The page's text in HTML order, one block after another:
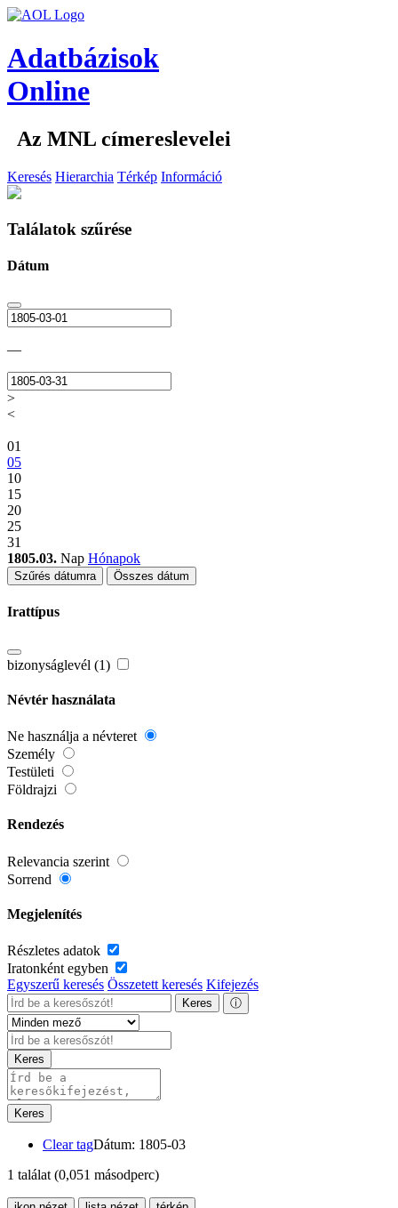
Adatbázisok
Online
Az MNL címereslevelei
Keresés Hierarchia Térkép Információ
Találatok szűrése
Dátum
—
>
<
01
05
10
15
20
25
31
1805.03. Nap Hónapok
Szűrés dátumra Összes dátum
Irattípus
bizonyságlevél (1)
Névtér használata
Ne használja a névteret
Személy
Testületi
Földrajzi
Rendezés
Relevancia szerint
Sorrend
Megjelenítés
Részletes adatok
Iratonként egyben
Egyszerű keresés Összetett keresés Kifejezés
Keres ⓘ
Keres
Keres
Clear tagDátum: 1805-03
1 találat (0,051 másodperc)